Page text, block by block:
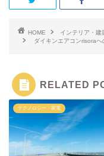
HOME インテリア・建
ダイキンエアコンrisora
RELATED
テクノロジー・家電